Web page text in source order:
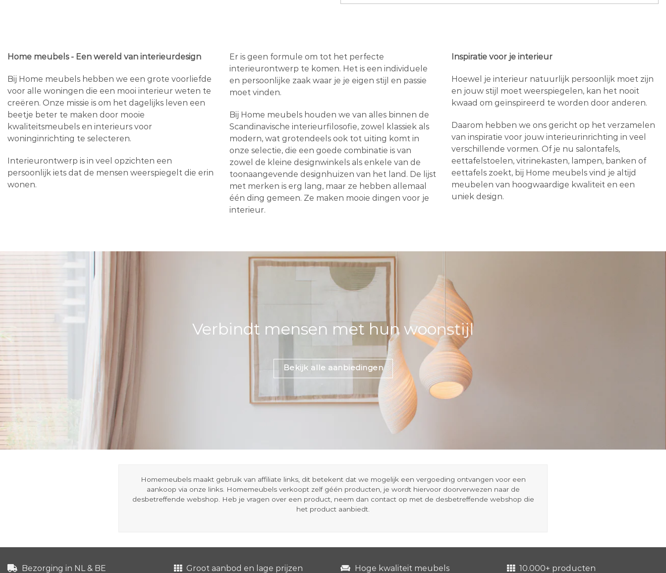
Home meubels - Een wereld van interieurdesign
Bij Home meubels hebben we een grote voorliefde
voor alle woningen die een mooi interieur weten te
creëren. Onze missie is om het dagelijks leven een
beetje beter te maken door mooie
kwaliteitsmeubels en interieurs voor
woninginrichting te selecteren.
Interieurontwerp is in veel opzichten een
persoonlijk iets dat de mensen weerspiegelt die erin
wonen.
Er is geen formule om tot het perfecte
interieurontwerp te komen. Het is een individuele
en persoonlijke zaak waar je je eigen stijl en passie
moet vinden.
Bij Home meubels houden we van alles binnen de
Scandinavische interieurfilosofie, zowel klassiek als
modern, wat grotendeels ook tot uiting komt in
onze selectie, die een goede combinatie is van
zowel de kleine designwinkels als enkele van de
toonaangevende designhuizen van het land. De lijst
met merken is erg lang, maar ze hebben allemaal
één ding gemeen. Ze maken mooie dingen voor je
interieur.
Inspiratie voor je interieur
Hoewel je interieur natuurlijk persoonlijk moet zijn
en jouw stijl moet weerspiegelen, kan het nooit
kwaad om geïnspireerd te worden door anderen.
Daarom hebben we ons gericht op het verzamelen
van inspiratie voor jouw interieurinrichting in veel
verschillende vormen. Of je nu salontafels,
eettafelstoelen, vitrinekasten, lampen, banken of
eettafels zoekt, bij Home meubels vind je altijd
meubelen van hoogwaardige kwaliteit en een
uniek design.
Verbindt mensen met hun woonstijl
Bekijk alle aanbiedingen
Homemeubels maakt gebruik van affiliate links, dit betekent dat we mogelijk een vergoeding ontvangen voor een
aankoop via onze links. Homemeubels verkoopt zelf géén producten, je wordt hiervoor doorverwezen naar de
desbetreffende webshop. Heb je vragen over een product, neem dan contact op met de desbetreffende webshop die
het product aanbiedt.
Bezorging in NL & BE Groot aanbod en lage prijzen Hoge kwaliteit meubels 10.000+ producten